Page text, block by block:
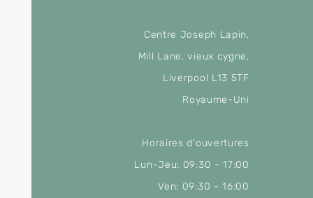
Centre Joseph Lapin,
Mill Lane, vieux cygne,
Liverpool L13 5TF
Royaume-Uni
Horaires d'ouvertures
Lun-Jeu: 09:30 - 17:00
Ven: 09:30 - 16:00